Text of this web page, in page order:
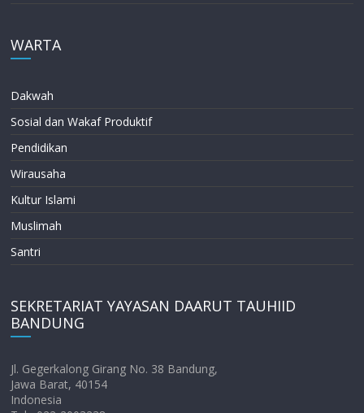
WARTA
Dakwah
Sosial dan Wakaf Produktif
Pendidikan
Wirausaha
Kultur Islami
Muslimah
Santri
SEKRETARIAT YAYASAN DAARUT TAUHIID
BANDUNG
Jl. Gegerkalong Girang No. 38 Bandung,
Jawa Barat, 40154
Indonesia